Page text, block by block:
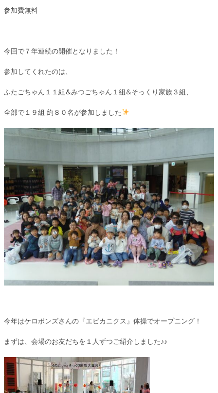
参加費無料
今回で７年連続の開催となりました！
参加してくれたのは、
ふたごちゃん１１組&みつごちゃん１組&そっくり家族３組、
全部で１９組 約８０名が参加しました
今年はケロポンズさんの『エビカニクス』体操でオープニング！
まずは、会場のお友だちを１人ずつご紹介しました♪♪